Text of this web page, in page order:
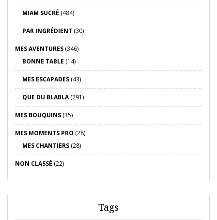
MIAM SUCRÉ (484)
PAR INGRÉDIENT (30)
MES AVENTURES (346)
BONNE TABLE (14)
MES ESCAPADES (43)
QUE DU BLABLA(291)
MES BOUQUINS (35)
MES MOMENTS PRO (28)
MES CHANTIERS (28)
NON CLASSÉ (22)
Tags